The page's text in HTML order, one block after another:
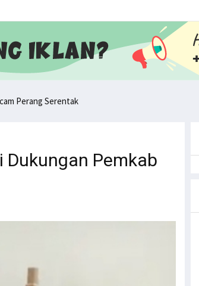
Perang Serentak
Dukungan Pemkab